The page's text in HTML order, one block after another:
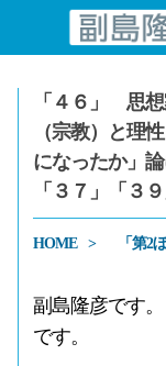
コンテンツへ
「４６」 思
（宗教）と理
になったか」
「３７」「３
HOME 「第2
副島隆彦です
です。